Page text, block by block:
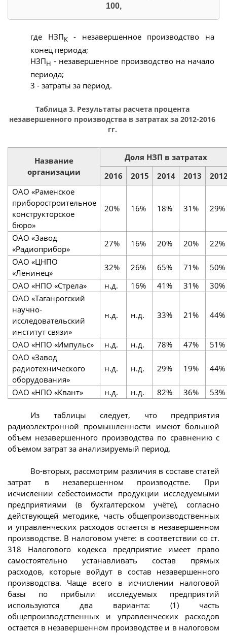
100,
где НЗПК- незавершенное производство на
конец периода;
НЗПН - незавершенное производство на начало
периода;
3 - затраты за период.
Таблица 3. Результаты расчета процента
незавершенного производства в затратах за 2012-2016
гг.
Название
организации
Доля НЗП в затратах
2016
2015 2014 2013
ОАО «Раменское
приборостроительное
конструкторское
бюро»
20% 16% 18% 31% 29%
ОАО «Завод
«Радиоприбор»
27% 16% 20% 20%
22%
ОАО «ЦНПО
«Ленинец»
32% 26% 65% 71%
50%
ОАО «НПО «Стрела»
н.д. 16% 41% 31%
30%
ОАО «Таганрогский
научно-
исследовательский
институт связи»
н.д. н.д. 33% 21% 44%
ОАО «НПО «Импульс» н.д. н.д. 78% 47%
51%
ОАО «Завод
радиотехнического
оборудования»
н.д. н.д. 29% 19% 44%
ОАО «НПО «Квант» н.д. н.д. 82% 36% 53%
Из таблицы следует, что предприятия
радиоэлектронной промышленности имеют большой
объем незавершенного производства по сравнению с
объемом затрат за анализируемый период.
Во-вторых, рассмотрим различия в составе статей
затрат в незавершенном производстве. При
исчислении себестоимости продукции исследуемыми
предприятиями (в бухгалтерском учёте), согласно
действующей методике, часть общепроизводственных
и управленческих расходов остается в незавершенном
производстве. В налоговом учёте: в соответствии со ст.
318 Налогового кодекса предприятие имеет право
самостоятельно устанавливать состав прямых
расходов, которые войдут в состав незавершенного
производства. Чаще всего в исчислении налоговой
базы по прибыли исследуемых предприятий
используются два варианта: (1) часть
общепроизводственных и управленческих расходов
остается в незавершенном производстве и в налоговом